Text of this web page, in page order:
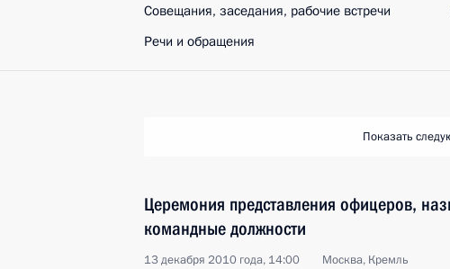
Совещания, заседания, рабочие встречи
Речи и обращения
Показать
Церемония представления офицеров,
командные должности
13 декабря 2010 года, 14:00 Москва, Кремль